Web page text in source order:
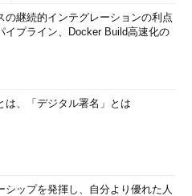
の継続的インテグレーションの利点
イプライン、Docker Build高速化の
は、「デジタル署名」とは
シップを発揮し、自分より優れた人